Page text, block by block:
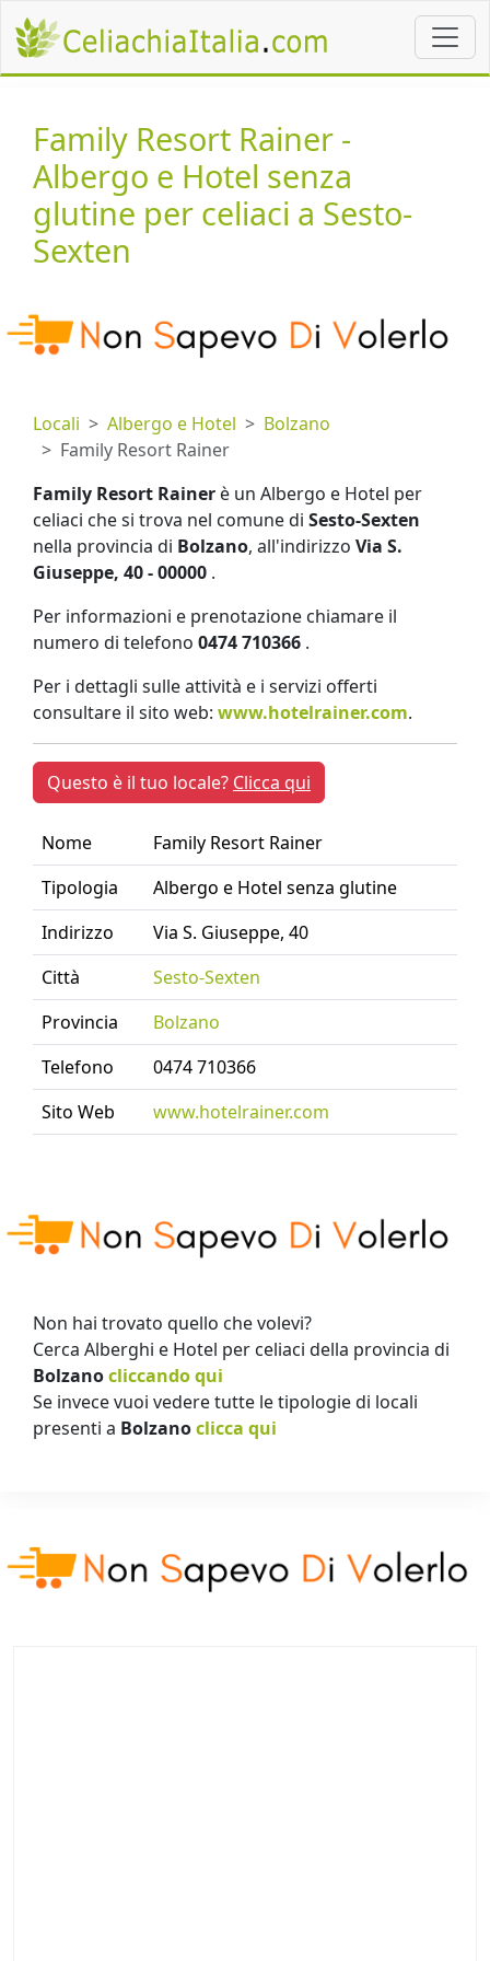
Family Resort Rainer -
Albergo e Hotel senza
glutine per celiaci a Sesto-
Sexten
Locali Albergo e Hotel
Bolzano
Family Resort Rainer
Family Resort Rainer è un Albergo e Hotel per
celiaci che si trova nel comune di Sesto-Sexten
nella provincia di Bolzano, all'indirizzo Via S.
Giuseppe, 40 - 00000 .
Per informazioni e prenotazione chiamare il
numero di telefono 0474 710366 .
Per i dettagli sulle attività e i servizi offerti
consultare il sito web: www.hotelrainer.com.
Questo è il tuo locale? Clicca qui
Nome
Family Resort Rainer
Tipologia
Albergo e Hotel senza glutine
Indirizzo
Via S. Giuseppe, 40
Città
Sesto-Sexten
Provincia
Bolzano
Telefono
0474 710366
Sito Web
www.hotelrainer.com
Non hai trovato quello che volevi?
Cerca Alberghi e Hotel per celiaci della provincia di
Bolzanocliccando qui
Se invece vuoi vedere tutte le tipologie di locali
presenti a Bolzanoclicca qui